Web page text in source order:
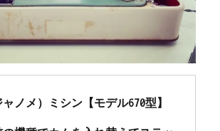
ャノメ）ミシン【モデル670型】